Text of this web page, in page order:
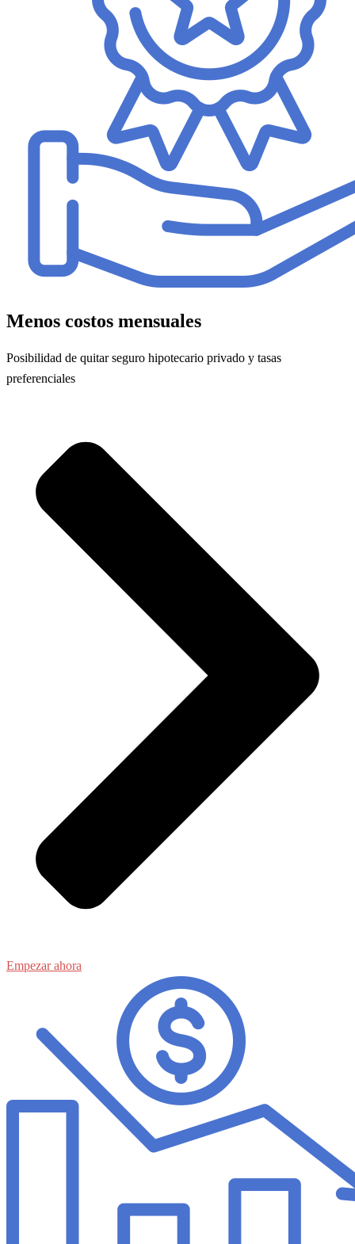
Menos costos mensuales
Posibilidad de quitar seguro hipotecario privado y tasas
preferenciales
Empezar ahora